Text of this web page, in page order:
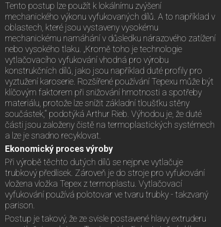
Tento postup lze použít k lokálnímu zvýšení
mechanického výkonu vyfukovaných dílů. A to například v
oblastech, které jsou vystaveny vysokému
mechanickému namáhání v důsledku nárazového zatížení
nebo vysokého tlaku. „Kromě toho je technologie
vytlačovacího vyfukování vhodná pro výrobu
konstrukčních dílů, jako jsou například duté profily pro
vyztužení karoserie. Rozšířené používání Tepexu může být
klíčovým faktorem při snižování hmotnosti a spotřeby
materiálu, protože lze snížit základní tloušťku stěny
součástek,“ podotýká Arthur Rieb. Výhodou je, že duté
části jsou založeny čistě na termoplastických systémech
a lze je snadno recyklovat.
Ekonomický proces výroby
Při výrobě těchto dutých dílů se nejprve vytlačuje
trubkový předlisek. Zároveň je do stroje pro vyfukování
vložena vložka Tepex z termoplastu. Vytlačovací
vyfukování používá polotovar ve tvaru trubky - takzvaný
parison.
Postup je takový, že ze svisle postavené hlavy extruderu